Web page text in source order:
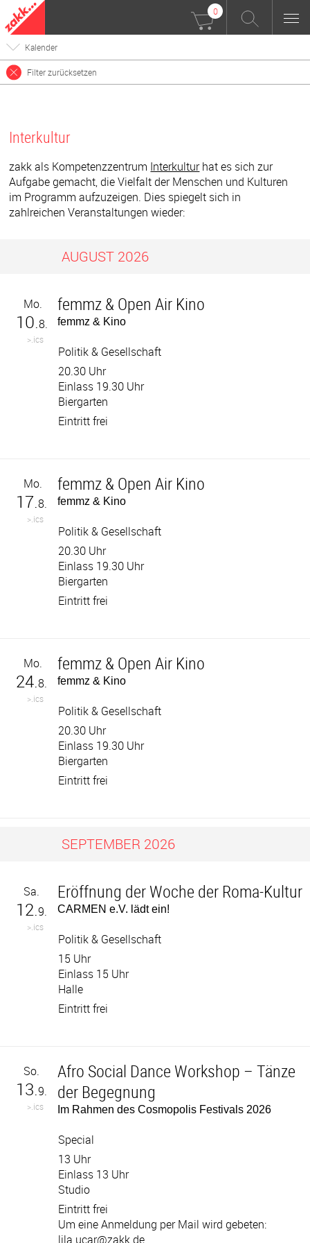
0
Kalender
Filter zurücksetzen
Interkultur
zakk als Kompetenzzentrum Interkulturhat es sich zur
Aufgabe gemacht, die Vielfalt der Menschen und Kulturen
im Programm aufzuzeigen. Dies spiegelt sich in
zahlreichen Veranstaltungen wieder:
AUGUST 2026
Mo.
10.8.
>.ics
femmz & Open Air Kino
femmz & Kino
Politik & Gesellschaft
20.30 Uhr
Einlass 19.30 Uhr
Biergarten
Eintritt frei
Mo.
17.8.
>.ics
femmz & Open Air Kino
femmz & Kino
Politik & Gesellschaft
20.30 Uhr
Einlass 19.30 Uhr
Biergarten
Eintritt frei
Mo.
24.8.
>.ics
femmz & Open Air Kino
femmz & Kino
Politik & Gesellschaft
20.30 Uhr
Einlass 19.30 Uhr
Biergarten
Eintritt frei
SEPTEMBER 2026
Sa.
12.9.
>.ics
Eröffnung der Woche der Roma-Kultur
CARMEN e.V. lädt ein!
Politik & Gesellschaft
15 Uhr
Einlass 15 Uhr
Halle
Eintritt frei
So.
13.9.
>.ics
Afro Social Dance Workshop – Tänze
der Begegnung
Im Rahmen des Cosmopolis Festivals 2026
Special
13 Uhr
Einlass 13 Uhr
Studio
Eintritt frei
Um eine Anmeldung per Mail wird gebeten:
lila.ucar@zakk.de